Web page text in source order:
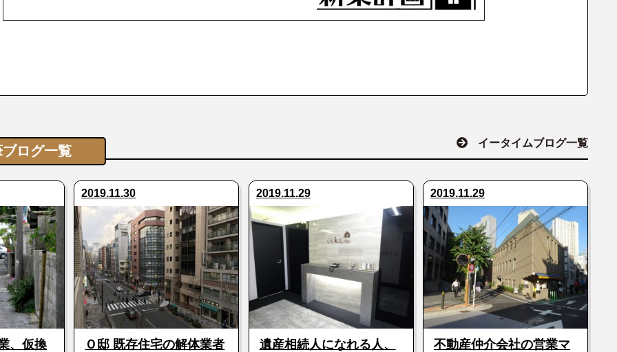
ログ一覧
イータイムブログ一覧
、仮換
2019.11.30
Ｏ邸 既存住宅の解体業者
2019.11.29
遺産相続人になれる人、
2019.11.29
不動産仲介会社の営業マ